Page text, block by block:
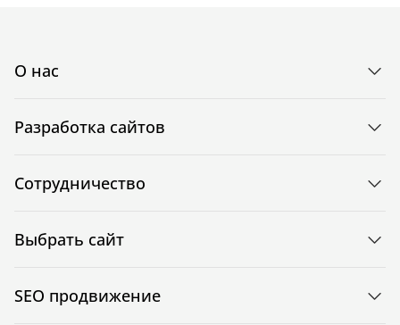
О нас
Разработка сайтов
Сотрудничество
Выбрать сайт
SEO продвижение